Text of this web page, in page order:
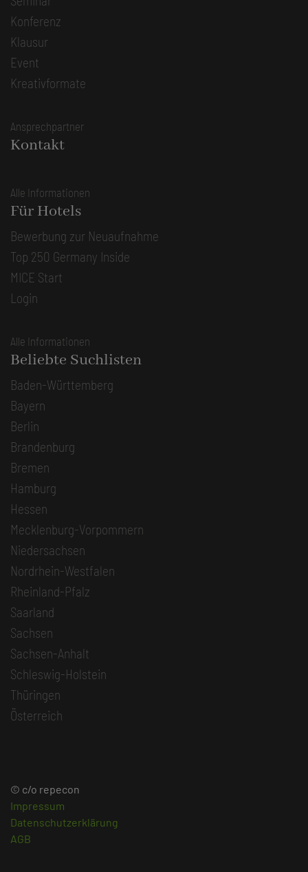
Konferenz
Klausur
Event
Kreativformate
Ansprechpartner
Kontakt
Alle Informationen
Für Hotels
Bewerbung zur Neuaufnahme
Top 250 Germany Inside
MICE Start
Login
Alle Informationen
Beliebte Suchlisten
Baden-Württemberg
Bayern
Berlin
Brandenburg
Bremen
Hamburg
Hessen
Mecklenburg-Vorpommern
Niedersachsen
Nordrhein-Westfalen
Rheinland-Pfalz
Saarland
Sachsen
Sachsen-Anhalt
Schleswig-Holstein
Thüringen
Österreich
© c/o repecon
Impressum
Datenschutzerklärung
AGB